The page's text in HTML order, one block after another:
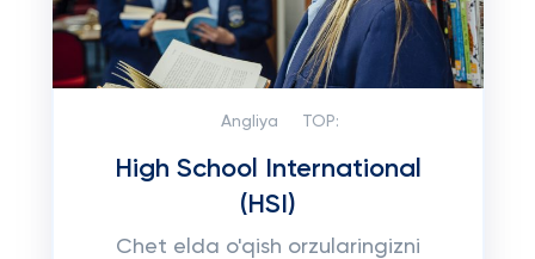
Angliya TOP:
High School International
(HSI)
Chet elda o'qish orzularingizni